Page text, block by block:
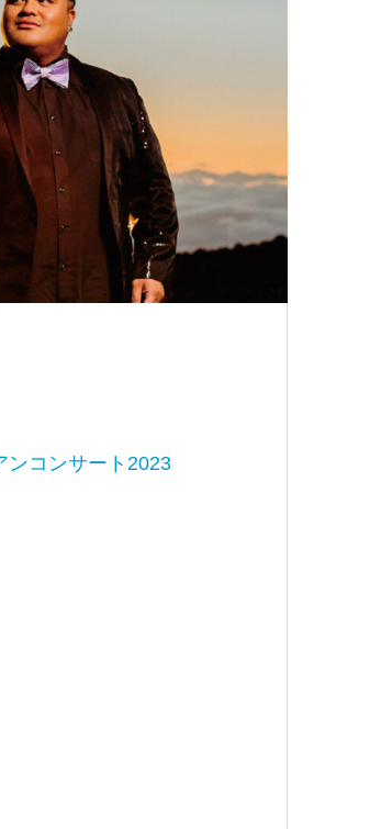
コンサート2023